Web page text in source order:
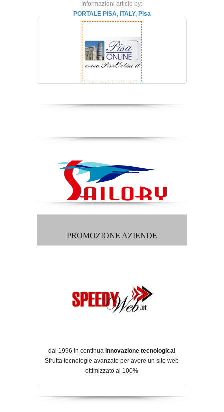
Informazioni article by:
PORTALE PISA, ITALY, Pisa
PROMOZIONE AZIENDE
dal 1996 in continua innovazione tecnologica!
Sfrutta tecnologie avanzate per avere un sito web
ottimizzato al 100%